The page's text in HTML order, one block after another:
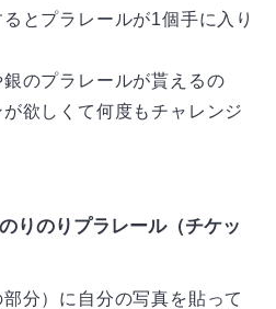
とプラレールが1個手に入り
のプラレールが貰えるの
欲しくて何度もチャレンジ
りのりプラレール（チケッ
分）に自分の写真を貼って